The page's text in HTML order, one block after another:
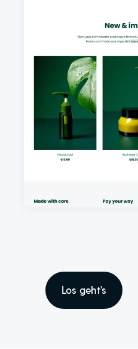
Los geht's